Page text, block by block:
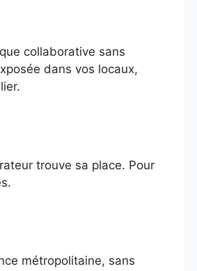
collaborative sans
dans vos locaux,
trouve sa place. Pour
métropolitaine, sans